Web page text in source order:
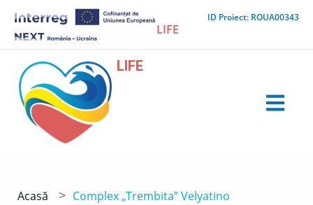
content
ID Proiect: ROUA00343
LIFE
LIFE
Acasă > Complex „Trembita” Velyatino